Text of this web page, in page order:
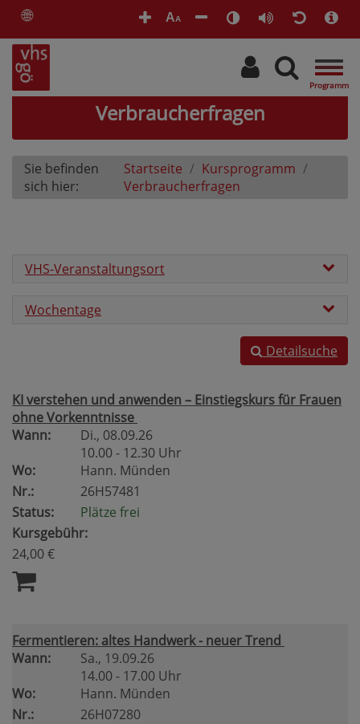
🌐 AA
Verbraucherfragen
Sie befinden
sich hier:
Startseite
Kursprogramm
Verbraucherfragen
VHS-Veranstaltungsort
Wochentage
Detailsuche
KI verstehen und anwenden – Einstiegskurs für Frauen
ohne Vorkenntnisse
Wann:
Di., 08.09.26
10.00 - 12.30 Uhr
Wo:
Hann. Münden
Nr.:
26H57481
Status:
Plätze frei
Kursgebühr:
24,00 €
Fermentieren: altes Handwerk - neuer Trend
Wann:
Sa., 19.09.26
14.00 - 17.00 Uhr
Wo:
Hann. Münden
Nr.:
26H07280